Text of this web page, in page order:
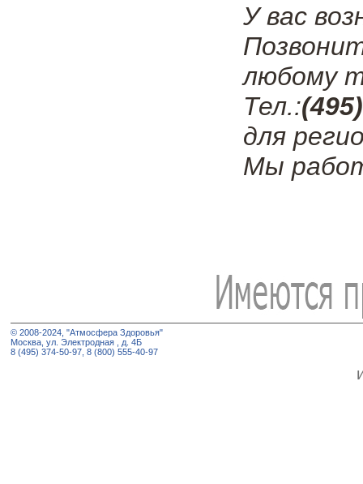
У вас
любому
Тел.:
для
Мы
© 2008-2024, "Атмосфера Здоровья"
Москва, ул. Электродная , д. 4Б
8 (495) 374-50-97, 8 (800) 555-40-97